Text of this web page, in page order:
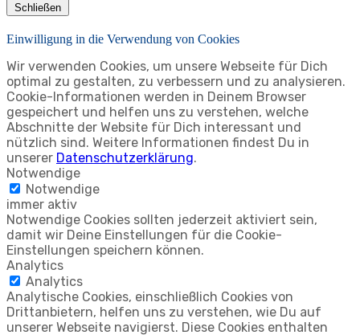
Schließen
Einwilligung in die Verwendung von Cookies
Wir verwenden Cookies, um unsere Webseite für Dich
optimal zu gestalten, zu verbessern und zu analysieren.
Cookie-Informationen werden in Deinem Browser
gespeichert und helfen uns zu verstehen, welche
Abschnitte der Website für Dich interessant und
nützlich sind. Weitere Informationen findest Du in
unserer Datenschutzerklärung.
Notwendige
Notwendige
immer aktiv
Notwendige Cookies sollten jederzeit aktiviert sein,
damit wir Deine Einstellungen für die Cookie-
Einstellungen speichern können.
Analytics
Analytics
Analytische Cookies, einschließlich Cookies von
Drittanbietern, helfen uns zu verstehen, wie Du auf
unserer Webseite navigierst. Diese Cookies enthalten